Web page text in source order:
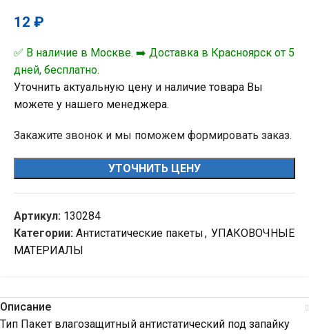
12 ₽
✅ В наличие в Москве. ➡️ Доставка в Красноярск от 5
дней, бесплатно.
Уточнить актуальную цену и наличие товара Вы
можете у нашего менеджера.
Закажите звонок и мы поможем формировать заказ.
УТОЧНИТЬ ЦЕНУ
Артикул: 130284
Категории: Антистатические пакеты, УПАКОВОЧНЫЕ
МАТЕРИАЛЫ
Описание
Тип Пакет влагозащитный антистатический под запайку